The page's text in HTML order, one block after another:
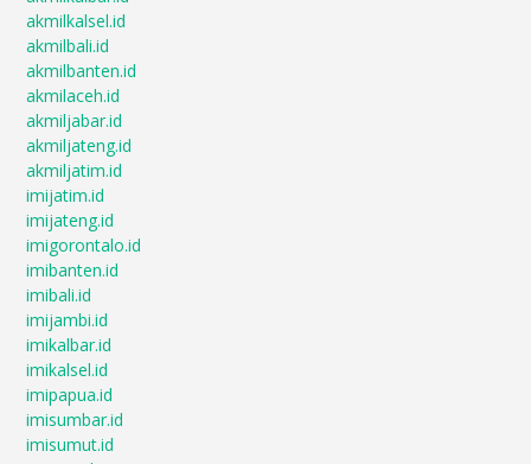
akmilkalsel.id
akmilbali.id
akmilbanten.id
akmilaceh.id
akmiljabar.id
akmiljateng.id
akmiljatim.id
imijatim.id
imijateng.id
imigorontalo.id
imibanten.id
imibali.id
imijambi.id
imikalbar.id
imikalsel.id
imipapua.id
imisumbar.id
imisumut.id